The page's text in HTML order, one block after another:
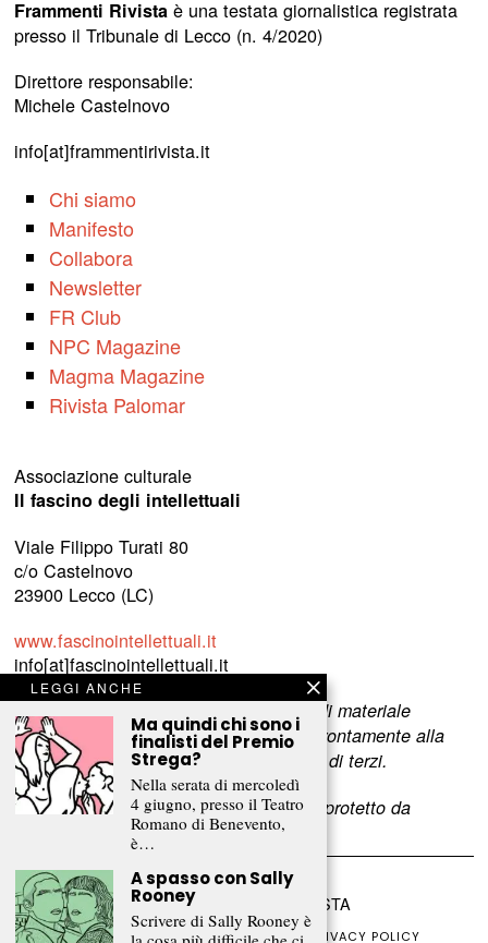
Frammenti Rivistaè una testata giornalistica registrata
presso il Tribunale di Lecco (n. 4/2020)
Direttore responsabile:
Michele Castelnovo
info[at]frammentirivista.it
Chi siamo
Manifesto
Collabora
Newsletter
FR Club
NPC Magazine
Magma Magazine
Rivista Palomar
Associazione culturale
Il fascino degli intellettuali
Viale Filippo Turati 80
c/o Castelnovo
23900 Lecco (LC)
www.fascinointellettuali.it
info[at]fascinointellettuali.it
Per segnalare eventuali errori nell’uso di materiale
riservato,
scriveteci e provvederemo prontamente alla
rimozione del materiale lesivo dei diritti di terzi.
L’intero contenuto di questo sito web è protetto da
©2026FRAMMENTI RIVISTA
CHI SIAMO FR CLUB COLLABORA PRIVACY POLICY
LEGGI ANCHE
Ma quindi chi sono i
finalisti del Premio
Strega?
Nella serata di mercoledì
4 giugno, presso il Teatro
Romano di Benevento,
è…
A spasso con Sally
Rooney
Scrivere di Sally Rooney è